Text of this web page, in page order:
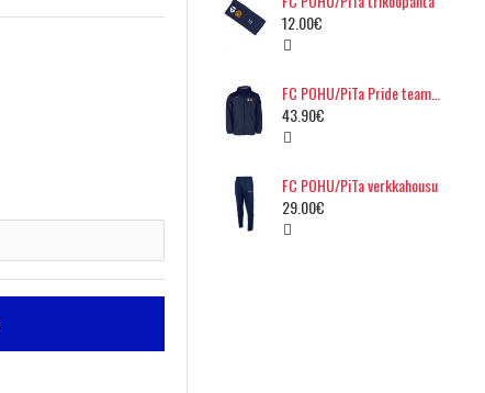
12.00€
43.90€
FC POHU/PiTa verkkahousu
29.00€